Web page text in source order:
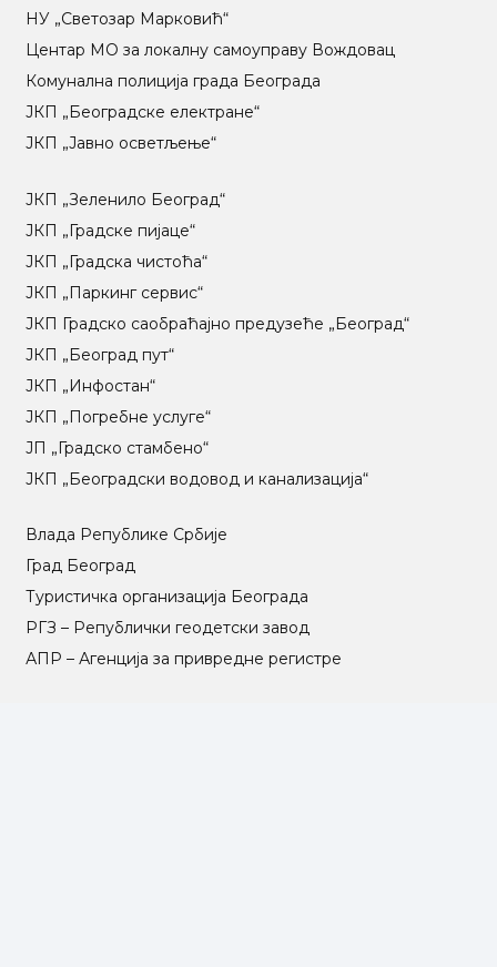
НУ „Светозар Марковић“
Центар МO за локалну самоуправу Вождовац
Комунална полиција града Београда
ЈКП „Београдске електране“
ЈКП „Јавно осветљење“
ЈКП „Зеленило Београд“
ЈКП „Градске пијаце“
ЈКП „Градска чистоћа“
ЈКП „Паркинг сервис“
ЈКП Градско саобраћајно предузеће „Београд“
ЈКП „Београд пут“
ЈКП „Инфостан“
ЈКП „Погребне услуге“
ЈП „Градско стамбено“
ЈКП „Београдски водовод и канализација“
Влада Републике Србије
Град Београд
Туристичка организација Београда
РГЗ – Републички геодетски завод
АПР – Агенција за привредне регистре